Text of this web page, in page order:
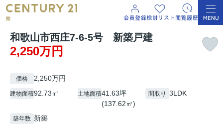
和歌山市西庄7-6-5号 新築戸建
2,250万円
価格 2,250万円
建物面積92.73㎡ 土地面積41.63坪
(137.62㎡)
間取り 3LDK
築年数 新築